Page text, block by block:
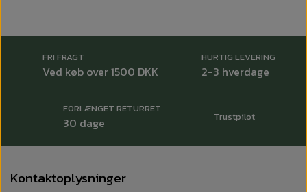
System: B3
Farve: Hvid
Kapacitet: 5 liter
Tork varenr: 564000
FRI FRAGT
Ved køb over 1500 DKK
HURTIG LEVERING
2-3 hverdage
FORLÆNGET RETURRET
30 dage Trustpilot
Kontaktoplysninger